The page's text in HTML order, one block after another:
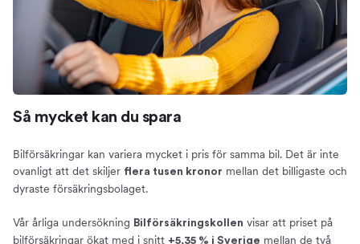
Så mycket kan du spara
Bilförsäkringar kan variera mycket i pris för samma bil. Det är inte
ovanligt att det skiljer flera tusen kronor mellan det billigaste och
dyraste försäkringsbolaget.
Vår årliga undersökning Bilförsäkringskollen visar att priset på
bilförsäkringar ökat med i snitt +5,35 % i Sverige mellan de två